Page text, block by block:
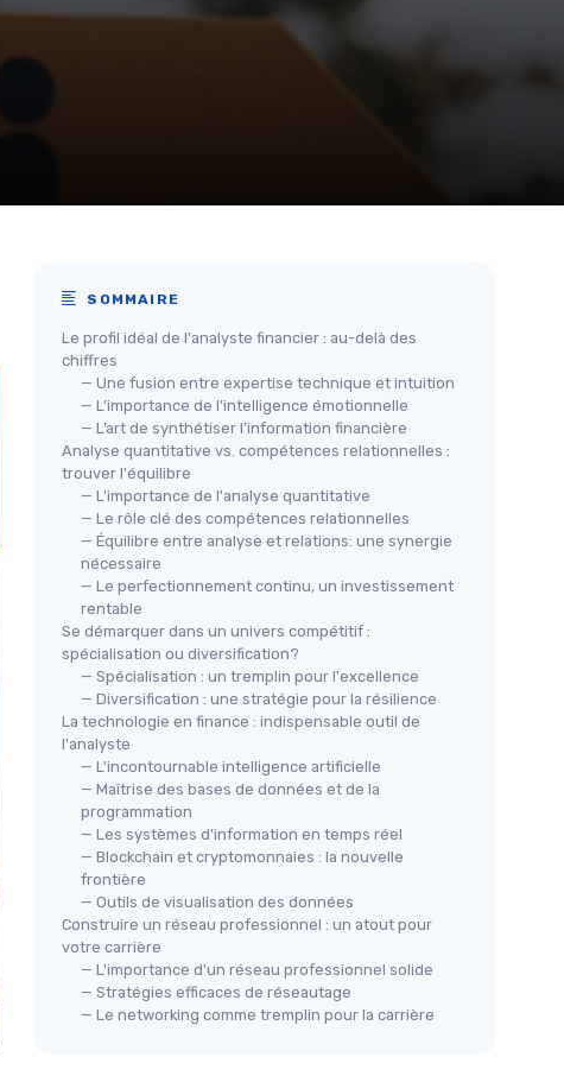
SOMMAIRE
Le profil idéal de l'analyste financier : au-delà des
chiffres
— Une fusion entre expertise technique et intuition
— L’importance de l’intelligence émotionnelle
— L’art de synthétiser l’information financière
Analyse quantitative vs. compétences relationnelles :
trouver l'équilibre
— L'importance de l'analyse quantitative
— Le rôle clé des compétences relationnelles
— Équilibre entre analyse et relations: une synergie
nécessaire
— Le perfectionnement continu, un investissement
rentable
Se démarquer dans un univers compétitif :
spécialisation ou diversification?
— Spécialisation : un tremplin pour l'excellence
— Diversification : une stratégie pour la résilience
La technologie en finance : indispensable outil de
l'analyste
— L'incontournable intelligence artificielle
— Maîtrise des bases de données et de la
programmation
— Les systèmes d'information en temps réel
— Blockchain et cryptomonnaies : la nouvelle
frontière
— Outils de visualisation des données
Construire un réseau professionnel : un atout pour
votre carrière
— L'importance d'un réseau professionnel solide
— Stratégies efficaces de réseautage
— Le networking comme tremplin pour la carrière